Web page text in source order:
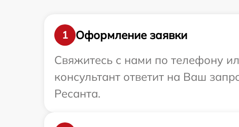
1
Оформление заявки
Свяжитесь с нами по телефону
консультант ответит на Ваш
Ресанта.